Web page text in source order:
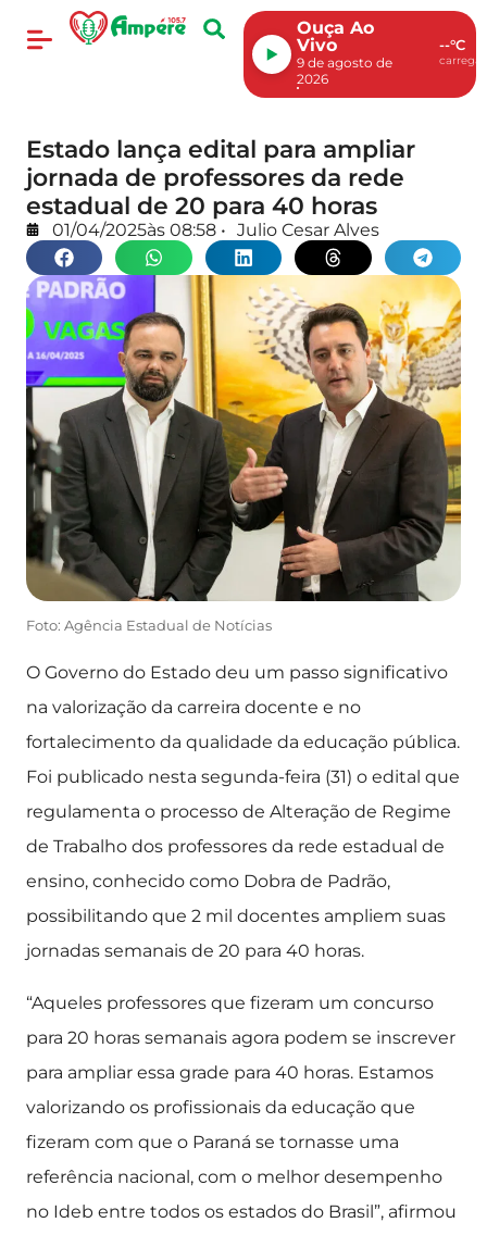
Ouça Ao
Vivo
9 de agosto de
2026
--°C
Estado lança edital para ampliar
jornada de professores da rede
estadual de 20 para 40 horas
01/04/2025às 08:58 • Julio Cesar Alves
Foto: Agência Estadual de Notícias
O Governo do Estado deu um passo significativo
na valorização da carreira docente e no
fortalecimento da qualidade da educação pública.
Foi publicado nesta segunda-feira (31) o edital que
regulamenta o processo de Alteração de Regime
de Trabalho dos professores da rede estadual de
ensino, conhecido como Dobra de Padrão,
possibilitando que 2 mil docentes ampliem suas
jornadas semanais de 20 para 40 horas.
“Aqueles professores que fizeram um concurso
para 20 horas semanais agora podem se inscrever
para ampliar essa grade para 40 horas. Estamos
valorizando os profissionais da educação que
fizeram com que o Paraná se tornasse uma
referência nacional, com o melhor desempenho
no Ideb entre todos os estados do Brasil”, afirmou